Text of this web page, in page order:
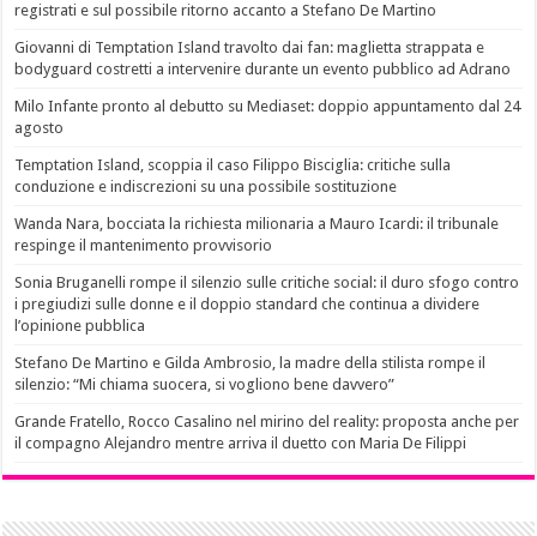
registrati e sul possibile ritorno accanto a Stefano De Martino
Giovanni di Temptation Island travolto dai fan: maglietta strappata e
bodyguard costretti a intervenire durante un evento pubblico ad Adrano
Milo Infante pronto al debutto su Mediaset: doppio appuntamento dal 24
agosto
Temptation Island, scoppia il caso Filippo Bisciglia: critiche sulla
conduzione e indiscrezioni su una possibile sostituzione
Wanda Nara, bocciata la richiesta milionaria a Mauro Icardi: il tribunale
respinge il mantenimento provvisorio
Sonia Bruganelli rompe il silenzio sulle critiche social: il duro sfogo contro
i pregiudizi sulle donne e il doppio standard che continua a dividere
l’opinione pubblica
Stefano De Martino e Gilda Ambrosio, la madre della stilista rompe il
silenzio: “Mi chiama suocera, si vogliono bene davvero”
Grande Fratello, Rocco Casalino nel mirino del reality: proposta anche per
il compagno Alejandro mentre arriva il duetto con Maria De Filippi